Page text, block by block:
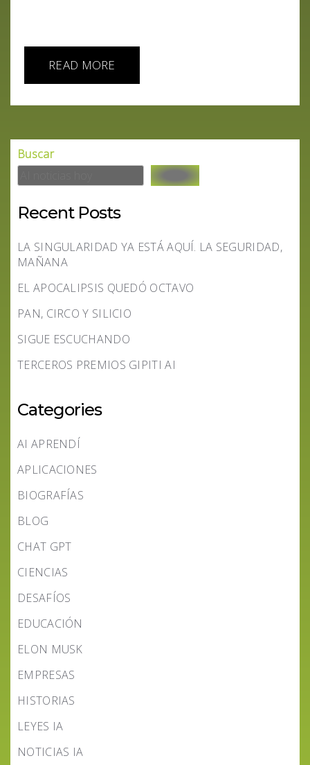
READ MORE
Buscar
Recent Posts
LA SINGULARIDAD YA ESTÁ AQUÍ. LA SEGURIDAD,
MAÑANA
EL APOCALIPSIS QUEDÓ OCTAVO
PAN, CIRCO Y SILICIO
SIGUE ESCUCHANDO
TERCEROS PREMIOS GIPITI AI
Categories
AI APRENDÍ
APLICACIONES
BIOGRAFÍAS
BLOG
CHAT GPT
CIENCIAS
DESAFÍOS
EDUCACIÓN
ELON MUSK
EMPRESAS
HISTORIAS
LEYES IA
NOTICIAS IA